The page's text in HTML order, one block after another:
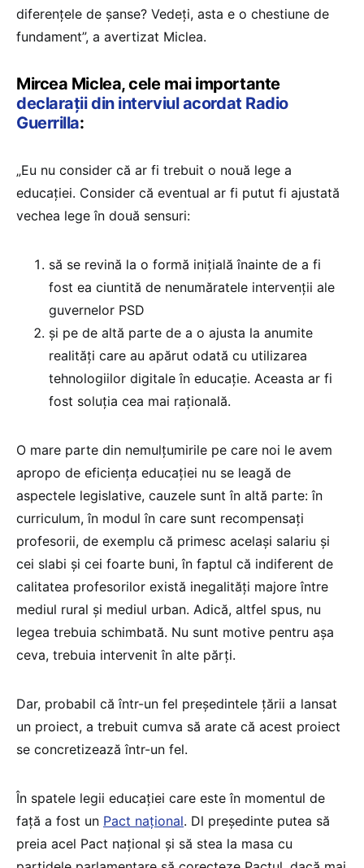
diferențele de șanse? Vedeți, asta e o chestiune de
fundament”, a avertizat Miclea.
Mircea Miclea, cele mai importante
declarații din interviul acordat Radio
Guerrilla:
„Eu nu consider că ar fi trebuit o nouă lege a
educației. Consider că eventual ar fi putut fi ajustată
vechea lege în două sensuri:
să se revină la o formă inițială înainte de a fi
fost ea ciuntită de nenumăratele intervenții ale
guvernelor PSD
și pe de altă parte de a o ajusta la anumite
realități care au apărut odată cu utilizarea
tehnologiilor digitale în educație. Aceasta ar fi
fost soluția cea mai rațională.
O mare parte din nemulțumirile pe care noi le avem
apropo de eficiența educației nu se leagă de
aspectele legislative, cauzele sunt în altă parte: în
curriculum, în modul în care sunt recompensați
profesorii, de exemplu că primesc același salariu și
cei slabi și cei foarte buni, în faptul că indiferent de
calitatea profesorilor există inegalități majore între
mediul rural și mediul urban. Adică, altfel spus, nu
legea trebuia schimbată. Nu sunt motive pentru așa
ceva, trebuia intervenit în alte părți.
Dar, probabil că într-un fel președintele țării a lansat
un proiect, a trebuit cumva să arate că acest proiect
se concretizează într-un fel.
În spatele legii educației care este în momentul de
față a fost un Pact național. Dl președinte putea să
preia acel Pact național și să stea la masa cu